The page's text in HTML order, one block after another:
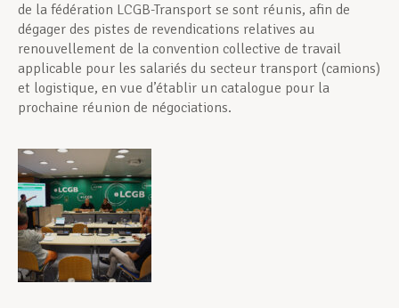
de la fédération LCGB-Transport se sont réunis, afin de
dégager des pistes de revendications relatives au
renouvellement de la convention collective de travail
applicable pour les salariés du secteur transport (camions)
et logistique, en vue d’établir un catalogue pour la
prochaine réunion de négociations.